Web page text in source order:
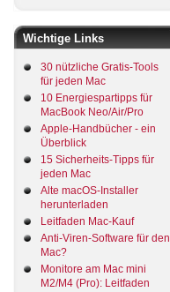
Wichtige Links
30 nützliche Gratis-Tools
für jeden Mac
10 Energiespartipps für
MacBook Neo/Air/Pro
Apple-Handbücher - ein
Überblick
15 Sicherheits-Tipps für
jeden Mac
Alte macOS-Installer
herunterladen
Leitfaden Mac-Kauf
Anti-Viren-Software für den
Mac?
Monitore am Mac mini
M2/M4 (Pro): Leitfaden